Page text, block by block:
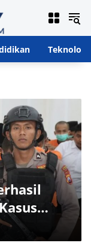
Teknologi